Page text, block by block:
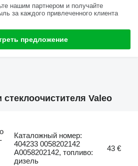
нашим партнером и получайте
за каждого привлеченного клиента
предложение
Valeo
Каталожный номер:
404233 0058202142
A0058202142, топливо:
дизель
43 €